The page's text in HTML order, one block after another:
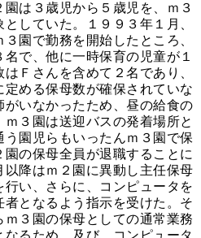
は３歳児から５歳児を、ｍ３
していた。１９９３年１月、
園で勤務を開始したところ、
で、他に一時保育の児童が１
Ｆさんを含めて２名であり、
定める保母数が確保されていな
いなかったため、昼の給食の
３園は送迎バスの発着場所と
園児らもいったんｍ３園で保
の保母全員が退職することに
降はｍ２園に異動し主任保母
行い、さらに、コンピュータを
となるよう指示を受けた。そ
３園の保母としての通常業務